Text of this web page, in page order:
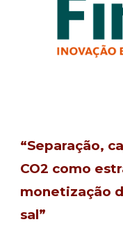
“Separação,
CO2 como
monetização
sal”